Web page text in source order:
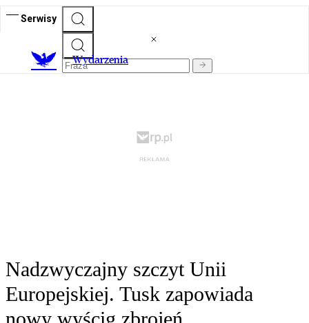
Serwisy
Wydarzenia
Nadzwyczajny szczyt Unii
Europejskiej. Tusk zapowiada